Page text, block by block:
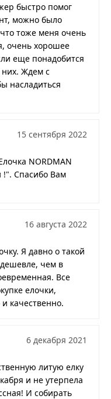
быстро помог
можно было
тоже меня очень
очень хорошее
еще понадобится
них. Ждем с
насладиться
15 сентября 2022
NORDMAN
!". Спасибо Вам
16 августа 2022
Я давно о такой
чем в
Все
елочки,
качественно.
6 декабря 2021
литую елку
и не утерпела
И собирать